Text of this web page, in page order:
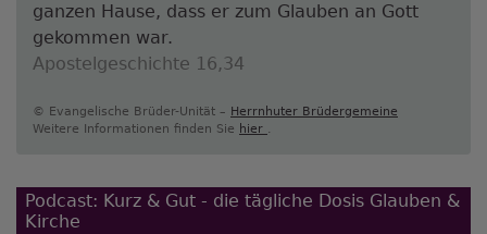
ganzen Hause, dass er zum Glauben an Gott
gekommen war.
Apostelgeschichte 16,34
© Evangelische Brüder-Unität – Herrnhuter Brüdergemeine
Weitere Informationen finden Sie hier .
Podcast: Kurz & Gut - die tägliche Dosis Glauben &
Kirche